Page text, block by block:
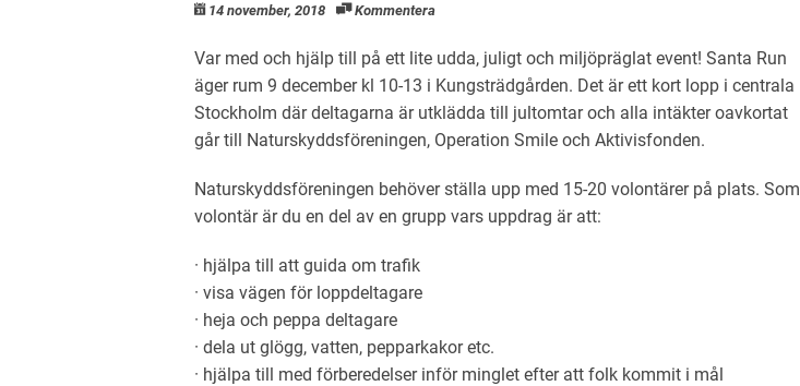
14 november, 2018 Kommentera
Var med och hjälp till på ett lite udda, juligt och miljöpräglat event! Santa Run
äger rum 9 december kl 10-13 i Kungsträdgården. Det är ett kort lopp i centrala
Stockholm där deltagarna är utklädda till jultomtar och alla intäkter oavkortat
går till Naturskyddsföreningen, Operation Smile och Aktivisfonden.
Naturskyddsföreningen behöver ställa upp med 15-20 volontärer på plats. Som
volontär är du en del av en grupp vars uppdrag är att:
· hjälpa till att guida om trafik
· visa vägen för loppdeltagare
· heja och peppa deltagare
· dela ut glögg, vatten, pepparkakor etc.
· hjälpa till med förberedelser inför minglet efter att folk kommit i mål